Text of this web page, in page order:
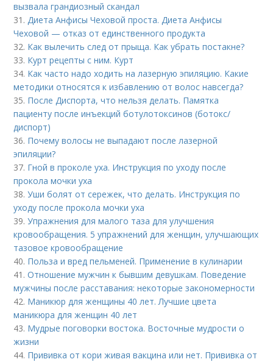
вызвала грандиозный скандал
31.Диета Анфисы Чеховой проста. Диета Анфисы
Чеховой — отказ от единственного продукта
32. Как вылечить след от прыща. Как убрать постакне?
33. Курт рецепты с ним. Курт
34. Как часто надо ходить на лазерную эпиляцию. Какие
методики относятся к избавлению от волос навсегда?
35. После Диспорта, что нельзя делать. Памятка
пациенту после инъекций ботулотоксинов (ботокс/
диспорт)
36. Почему волосы не выпадают после лазерной
эпиляции?
37. Гной в проколе уха. Инструкция по уходу после
прокола мочки уха
38.Уши болят от сережек, что делать. Инструкция по
уходу после прокола мочки уха
39.Упражнения для малого таза для улучшения
кровообращения. 5 упражнений для женщин, улучшающих
тазовое кровообращение
40. Польза и вред пельменей. Применение в кулинарии
41.Отношение мужчин к бывшим девушкам. Поведение
мужчины после расставания: некоторые закономерности
42. Маникюр для женщины 40 лет. Лучшие цвета
маникюра для женщин 40 лет
43. Мудрые поговорки востока. Восточные мудрости о
жизни
44. Прививка от кори живая вакцина или нет. Прививка от